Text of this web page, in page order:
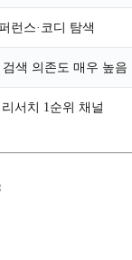
런스·코디 탐색
검색 의존도 매우 높음
서치 1순위 채널